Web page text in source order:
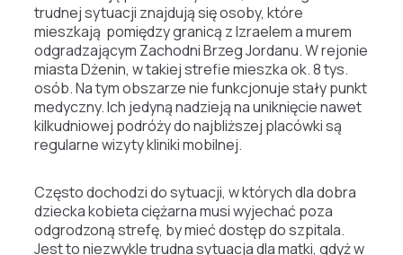
trudnej sytuacji znajdują się osoby, które
mieszkają pomiędzy granicą z Izraelem a murem
odgradzającym Zachodni Brzeg Jordanu. W rejonie
miasta Dżenin, w takiej strefie mieszka ok. 8 tys.
osób. Na tym obszarze nie funkcjonuje stały punkt
medyczny. Ich jedyną nadzieją na uniknięcie nawet
kilkudniowej podróży do najbliższej placówki są
regularne wizyty kliniki mobilnej.
Często dochodzi do sytuacji, w których dla dobra
dziecka kobieta ciężarna musi wyjechać poza
odgrodzoną strefę, by mieć dostęp do szpitala.
Jest to niezwykle trudna sytuacja dla matki, gdyż w